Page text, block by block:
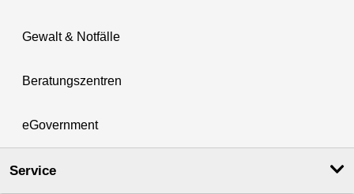
Gewalt & Notfälle
Beratungszentren
eGovernment
Service